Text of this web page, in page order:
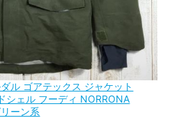
ダル ゴアテックス ジャケット
ェル フーディ NORRONA
ーン系